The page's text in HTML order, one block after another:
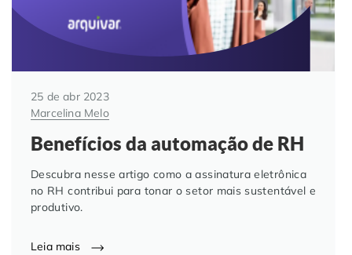
25 de abr 2023
Marcelina Melo
Benefícios da automação de RH
Descubra nesse artigo como a assinatura eletrônica
no RH contribui para tonar o setor mais sustentável e
produtivo.
Leia mais